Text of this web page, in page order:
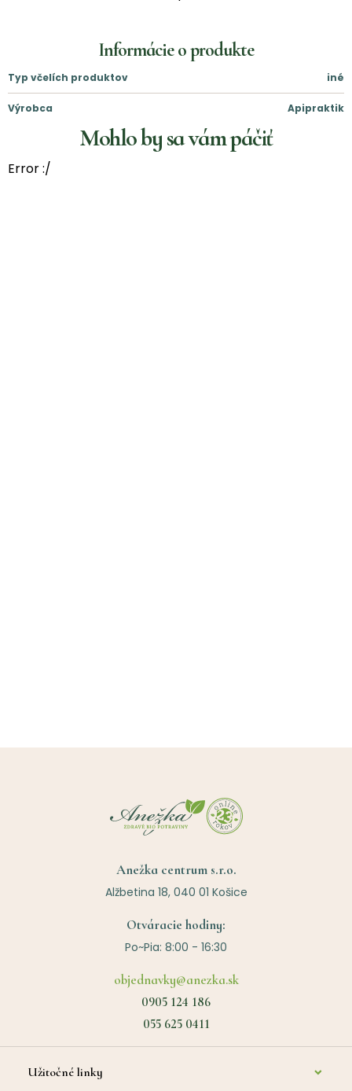
Informácie o produkte
Typ včelích produktov iné
Výrobca Apipraktik
Mohlo by sa vám páčiť
Error :/
Anežka centrum s.r.o.
Alžbetina 18, 040 01 Košice
Otváracie hodiny:
Po~Pia: 8:00 - 16:30
objednavky@anezka.sk
0905 124 186
055 625 0411
Užitočné linky